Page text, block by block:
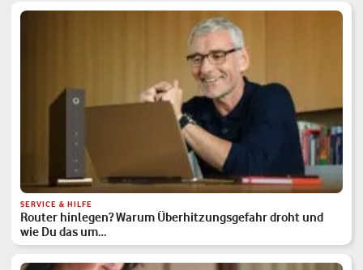
SERVICE & HILFE
Router hinlegen? Warum Überhitzungsgefahr droht und
wie Du das um…